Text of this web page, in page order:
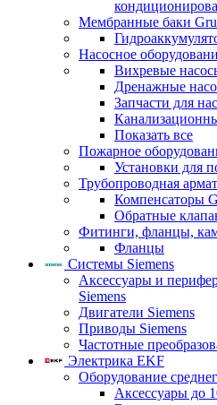
Мембранные баки
Насосное
Вихревые
Дренажные
Запчасти для
Показать все
Пожарное
Установки для
Трубопроводная
Компенсаторы
Обратные
Фитинги, фланцы,
Фланцы
Системы Siemens
Аксессуары и
Siemens
Двигатели Siemens
Приводы Siemens
Частотные
Электрика EKF
Оборудование
Аксессуары до